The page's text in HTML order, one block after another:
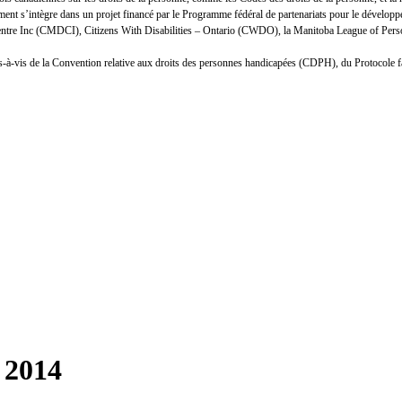
s’intègre dans un projet financé par le Programme fédéral de partenariats pour le
Inc (CMDCI), Citizens With Disabilities – Ontario (CWDO), la Manitoba League of
vis de la Convention relative aux droits des personnes handicapées (CDPH), du